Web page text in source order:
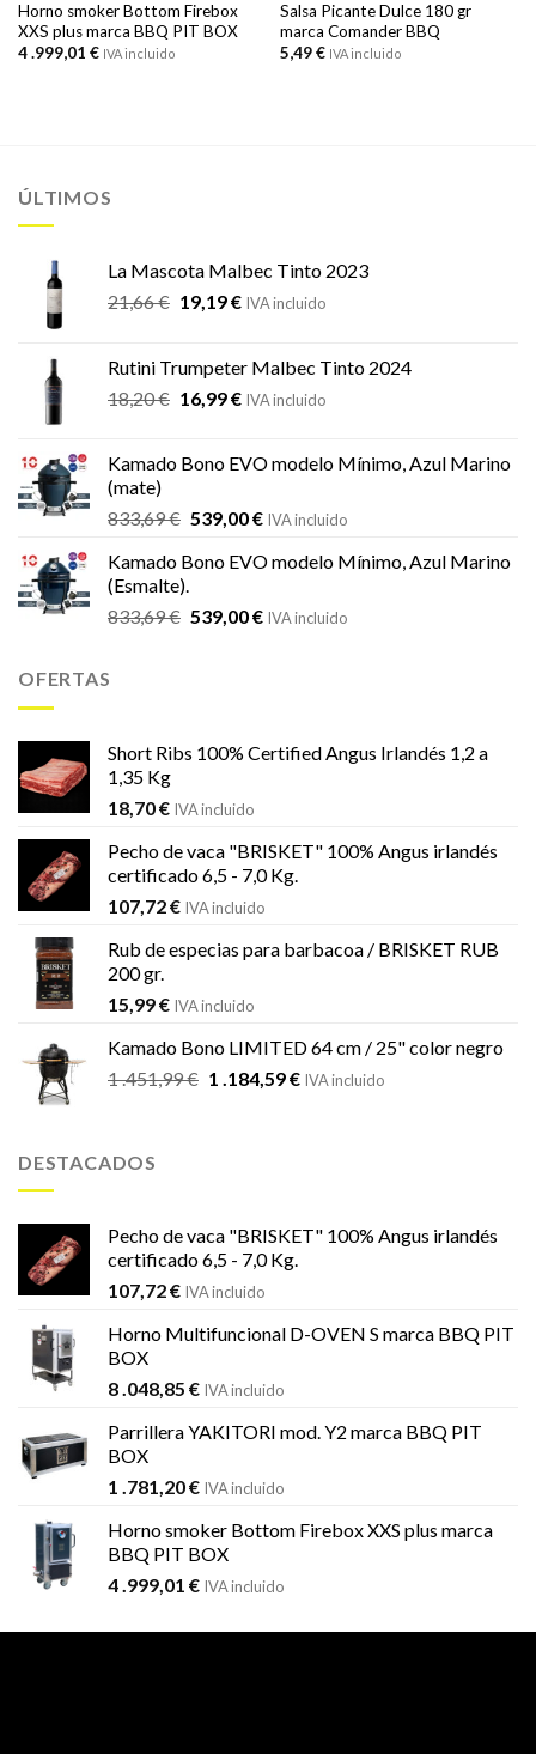
Horno smoker Bottom Firebox
XXS plus marca BBQ PIT BOX
4 .999,01 € IVA incluido
Salsa Picante Dulce 180 gr
marca Comander BBQ
5,49€ IVA incluido
ÚLTIMOS
La Mascota Malbec Tinto 2023
21,66€ El
era:
21,66 €.
19,19€El
es:
19,19 €.
IVA incluido
Rutini Trumpeter Malbec Tinto 2024
18,20€ El
era:
16,99€El
es:
IVA incluido
Kamado Bono EVO modelo Mínimo, Azul Marino
(mate)
833,69€ El
original
era:
833,69 €.
539,00€El
actual
539,00 €.
IVA incluido
Kamado Bono EVO modelo Mínimo, Azul Marino
(Esmalte).
833,69€ El
539,00€ElIVA incluido
OFERTAS
Short Ribs 100% Certified Angus Irlandés 1,2 a
1,35 Kg
18,70€ IVA incluido
Pecho de vaca "BRISKET" 100% Angus irlandés
certificado 6,5 - 7,0 Kg.
107,72€ IVA incluido
Rub de especias para barbacoa / BRISKET RUB
200 gr.
15,99€ IVA incluido
Kamado Bono LIMITED 64 cm / 25" color negro
1 .451,99€ El
1 .184,59€ElIVA incluido
DESTACADOS
Pecho de vaca "BRISKET" 100% Angus irlandés
certificado 6,5 - 7,0 Kg.
107,72€ IVA incluido
Horno Multifuncional D-OVEN S marca BBQ PIT
BOX
8 .048,85 € IVA incluido
Parrillera YAKITORI mod. Y2 marca BBQ PIT
BOX
1 .781,20€ IVA incluido
Horno smoker Bottom Firebox XXS plus marca
BBQ PIT BOX
4 .999,01 € IVA incluido